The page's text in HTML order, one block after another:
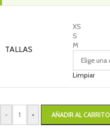
TALLAS
XS
S
M
Limpiar
- + AÑADIR AL CARRITO